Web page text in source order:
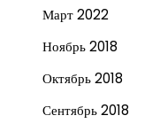
Март 2022
Ноябрь 2018
Октябрь 2018
Сентябрь 2018